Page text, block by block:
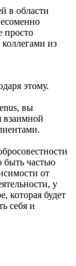
в области
просто
из
этому.
вы
взаимной
быть частью
от
у
которая будет
себя и